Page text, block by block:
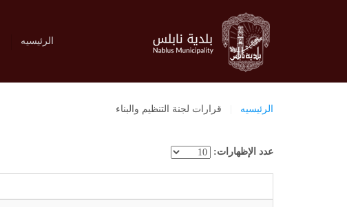
الرئيسيه
الرئيسيه قرارات لجنة التنظيم والبناء
عدد الإظهارات: